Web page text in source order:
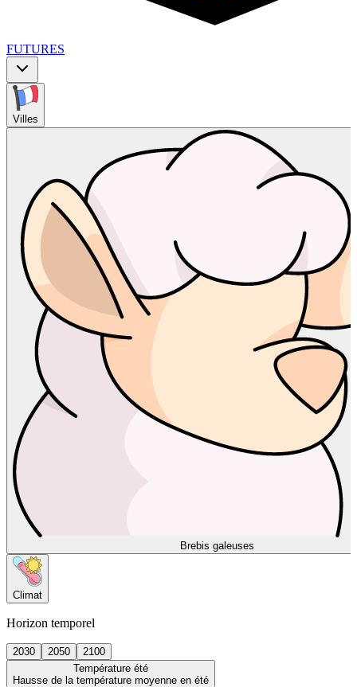
FUTURES
Villes
Brebis galeuses
Climat
Horizon temporel
2030 2050
2100
Température été
Hausse de la température moyenne en été